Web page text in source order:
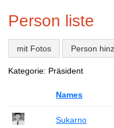
Eestikeelne
Person liste
mit Fotos Person
Kategorie: Präsident
Names
Sukarno